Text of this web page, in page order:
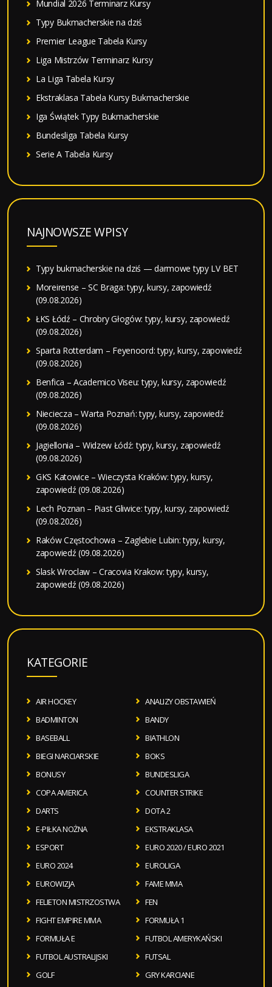
Mundial 2026 Terminarz Kursy
Typy Bukmacherskie na dziś
Premier League Tabela Kursy
Liga Mistrzów Terminarz Kursy
La Liga Tabela Kursy
Ekstraklasa Tabela Kursy Bukmacherskie
Iga Świątek Typy Bukmacherskie
Bundesliga Tabela Kursy
Serie A Tabela Kursy
NAJNOWSZE WPISY
Typy bukmacherskie na dziś — darmowe typy LV BET
Moreirense – SC Braga: typy, kursy, zapowiedź
(09.08.2026)
ŁKS Łódź – Chrobry Głogów: typy, kursy, zapowiedź
(09.08.2026)
Sparta Rotterdam – Feyenoord: typy, kursy, zapowiedź
(09.08.2026)
Benfica – Academico Viseu: typy, kursy, zapowiedź
(09.08.2026)
Nieciecza – Warta Poznań: typy, kursy, zapowiedź
(09.08.2026)
Jagiellonia – Widzew Łódź: typy, kursy, zapowiedź
(09.08.2026)
GKS Katowice – Wieczysta Kraków: typy, kursy,
zapowiedź (09.08.2026)
Lech Poznan – Piast Gliwice: typy, kursy, zapowiedź
(09.08.2026)
Raków Częstochowa – Zaglebie Lubin: typy, kursy,
zapowiedź (09.08.2026)
Slask Wroclaw – Cracovia Krakow: typy, kursy,
zapowiedź (09.08.2026)
KATEGORIE
AIR HOCKEY
ANALIZY OBSTAWIEŃ
BADMINTON
BANDY
BASEBALL
BIATHLON
BIEGI NARCIARSKIE
BOKS
BONUSY
BUNDESLIGA
COPA AMERICA
COUNTER STRIKE
DARTS
DOTA 2
E-PIŁKA NOŻNA
EKSTRAKLASA
ESPORT
EURO 2020 / EURO 2021
EURO 2024
EUROLIGA
EUROWIZJA
FAME MMA
FELIETON MISTRZOSTWA
FEN
FIGHT EMPIRE MMA
FORMUŁA 1
FORMUŁA E
FUTBOL AMERYKAŃSKI
FUTBOL AUSTRALIJSKI
FUTSAL
GOLF
GRY KARCIANE